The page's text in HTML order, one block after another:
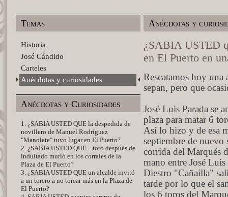
Temas
Historia
José Cándido
Carteles
Anécdotas y curiosidades
Anécdotas y Curiosidades
1. ¿SABIA USTED QUE la despedida de
novillero de Manuel Rodríguez
"Manolete" tuvo lugar en El Puerto?
2. ¿SABIA USTED QUE... toro después de
indultado murió en los corrales de la
Plaza de El Puerto?
3. ¿SABIA USTED QUE un alcalde invitó
a un torero a no torear más en la Plaza de
El Puerto?
Anécdotas y
¿SABIA USTED
en El Puerto en
Rescatamos hoy una
sepan, pero que
José Luis Parada se
plaza para matar 6
Así lo hizo y de esa
septiembre de nuevo
corrida del Marqués
mano entre José
Diestro "Cañailla"
tarde por lo que el
los 6 toros del